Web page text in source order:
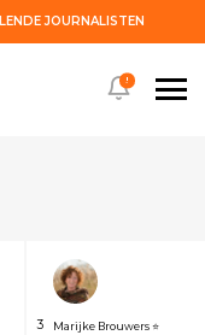
JOURNALISTEN
3
Marijke Brouwers ⭐
!